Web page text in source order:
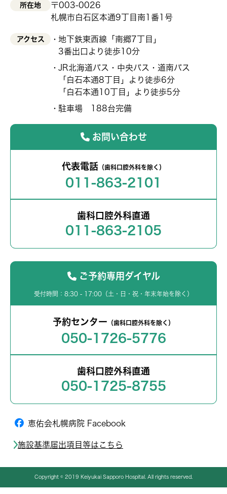
所在地
〒003-0026
札幌市白石区本通9丁目南1番1号
アクセス
地下鉄東西線「南郷7丁目」
3番出口より徒歩10分
JR北海道バス・中央バス・道南バス
「白石本通8丁目」より徒歩6分
「白石本通10丁目」より徒歩5分
駐車場 188台完備
お問い合わせ
代表電話 （歯科口腔外科を除く）
011-863-2101
歯科口腔外科直通
011-863-2105
ご予約専用ダイヤル
受付時間：8:30 - 17:00（土・日・祝・年末年始を除く）
予約センター （歯科口腔外科を除く）
050-1726-5776
歯科口腔外科直通
050-1725-8755
恵佑会札幌病院 Facebook
施設基準届出項目等はこちら
Copyright © 2019 Keiyukai Sapporo Hospital. All rights reserved.